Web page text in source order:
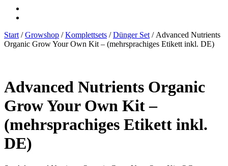
Start /Growshop /Komplettsets /Dünger Set / Advanced Nutrients
Organic Grow Your Own Kit – (mehrsprachiges Etikett inkl. DE)
Advanced Nutrients Organic
Grow Your Own Kit –
(mehrsprachiges Etikett inkl.
DE)